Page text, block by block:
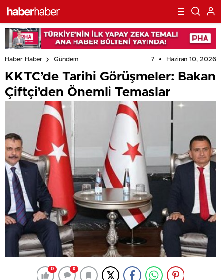
Haber Haber Gündem 7 Haziran 10, 2026
KKTC’de Tarihi Görüşmeler: Bakan
Çiftçi’den Önemli Temaslar
0 0